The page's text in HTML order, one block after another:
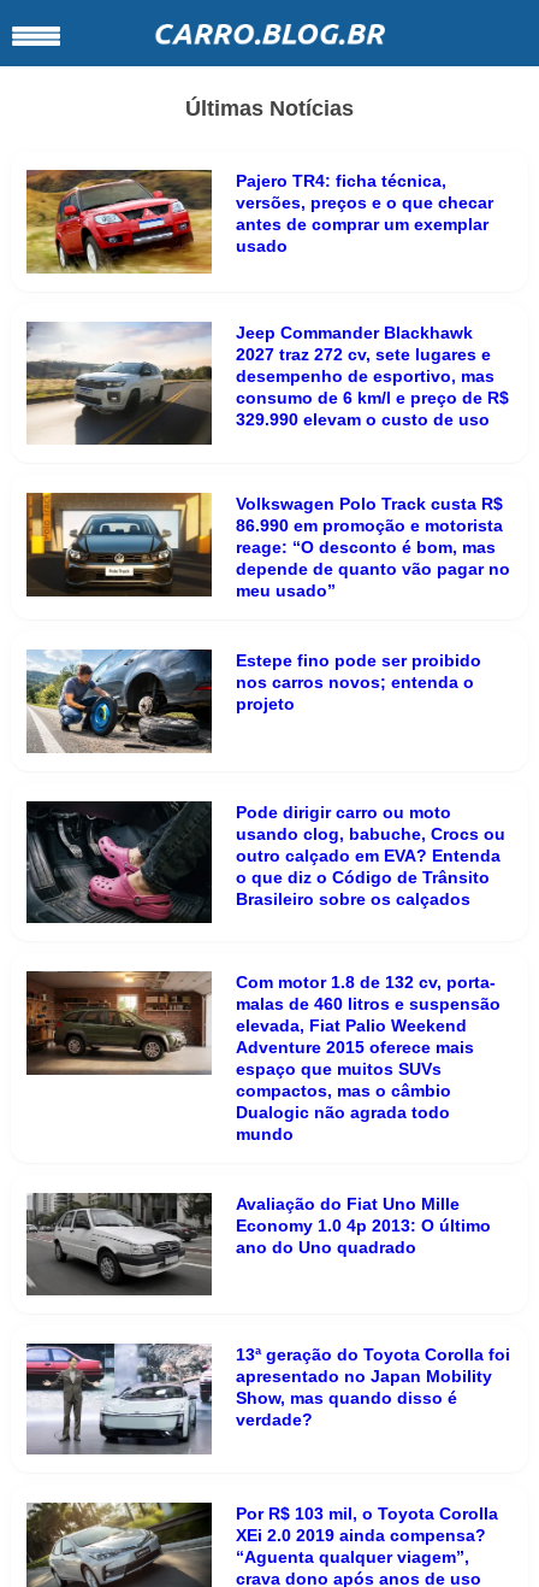
Últimas Notícias
Pajero TR4: ficha técnica,
versões, preços e o que checar
antes de comprar um exemplar
usado
Jeep Commander Blackhawk
2027 traz 272 cv, sete lugares e
desempenho de esportivo, mas
consumo de 6 km/l e preço de R$
329.990 elevam o custo de uso
Volkswagen Polo Track custa R$
86.990 em promoção e motorista
reage: “O desconto é bom, mas
depende de quanto vão pagar no
meu usado”
Estepe fino pode ser proibido
nos carros novos; entenda o
projeto
Pode dirigir carro ou moto
usando clog, babuche, Crocs ou
outro calçado em EVA? Entenda
o que diz o Código de Trânsito
Brasileiro sobre os calçados
Com motor 1.8 de 132 cv, porta-
malas de 460 litros e suspensão
elevada, Fiat Palio Weekend
Adventure 2015 oferece mais
espaço que muitos SUVs
compactos, mas o câmbio
Dualogic não agrada todo
mundo
Avaliação do Fiat Uno Mille
Economy 1.0 4p 2013: O último
ano do Uno quadrado
13ª geração do Toyota Corolla foi
apresentado no Japan Mobility
Show, mas quando disso é
verdade?
Por R$ 103 mil, o Toyota Corolla
XEi 2.0 2019 ainda compensa?
“Aguenta qualquer viagem”,
crava dono após anos de uso